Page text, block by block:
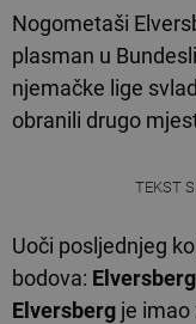
Nogometaši
plasman u
njemačke lige
obranili drugo
TEKST
Uoči posljednjeg
bodova: Elversberg
Elversberg je imao